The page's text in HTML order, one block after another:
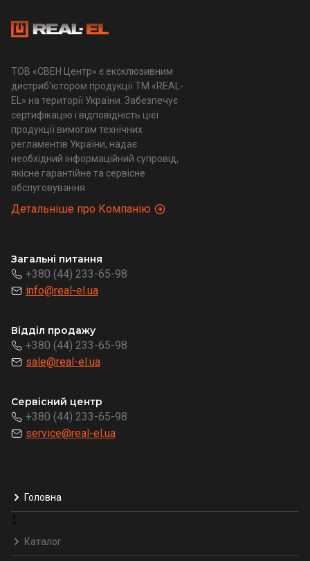
ТОВ «СВЕН Центр» є ексклюзивним
дистриб'ютором продукції ТМ «REAL-
EL» на території України. Забезпечує
сертифікацію і відповідність цієї
продукції вимогам технічних
регламентів України, надає
необхідний інформаційний супровід,
якісне гарантійне та сервісне
обслуговування
Детальніше про Компанію
Загальні питання
+380 (44) 233-65-98
info@real-el.ua
Відділ продажу
+380 (44) 233-65-98
sale@real-el.ua
Сервісний центр
+380 (44) 233-65-98
service@real-el.ua
Головна
1
Каталог